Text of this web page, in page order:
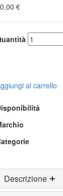
€
al carrello
Descrizione